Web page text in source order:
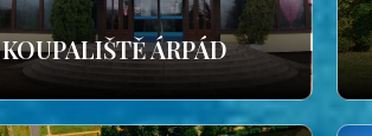
KOUPALIŠTĚ ÁRPÁD